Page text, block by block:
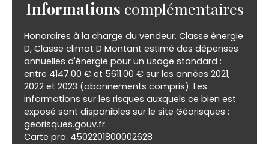
Informations complémentaires
Honoraires à la charge du vendeur. Classe énergie
D, Classe climat D Montant estimé des dépenses
annuelles d'énergie pour un usage standard :
entre 4147.00 € et 5611.00 € sur les années 2021,
2022 et 2023 (abonnements compris). Les
informations sur les risques auxquels ce bien est
exposé sont disponibles sur le site Géorisques :
georisques.gouv.fr.
Carte pro. 4502201800002628